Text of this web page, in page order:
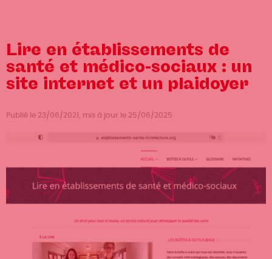
Lire en établissements de
santé et médico-sociaux : un
site internet et un plaidoyer
Publié le 23/06/2021, mis à jour le 25/06/2025